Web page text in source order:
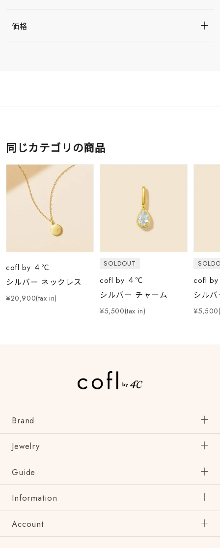
価格
同じカテゴリの商品
cofl by ４℃
シルバー ネックレス
¥20,900(tax in)
SOLDOUT
cofl by ４℃
シルバー チャーム
¥5,500(tax in)
cofl
シル
Brand
Jewelry
Guide
Information
Account